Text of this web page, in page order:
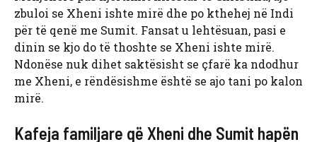
zbuloi se Xheni ishte mirë dhe po kthehej në Indi
për të qenë me Sumit. Fansat u lehtësuan, pasi e
dinin se kjo do të thoshte se Xheni ishte mirë.
Ndonëse nuk dihet saktësisht se çfarë ka ndodhur
me Xheni, e rëndësishme është se ajo tani po kalon
mirë.
Kafeja familjare që Xheni dhe Sumit hapën